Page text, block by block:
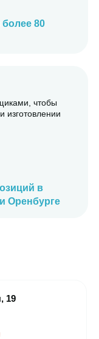
бренды
мебельное
начали обновлять
на самое
- без
19